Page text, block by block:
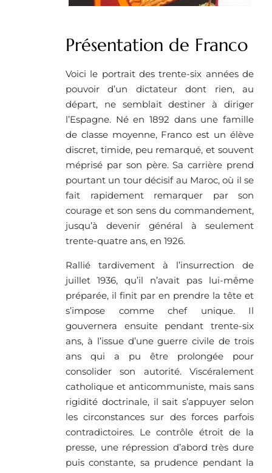
Présentation de Franco
Voici le portrait des trente-six années de
pouvoir d’un dictateur dont rien, au
départ, ne semblait destiner à diriger
l’Espagne. Né en 1892 dans une famille
de classe moyenne, Franco est un élève
discret, timide, peu remarqué, et souvent
méprisé par son père. Sa carrière prend
pourtant un tour décisif au Maroc, où il se
fait rapidement remarquer par son
courage et son sens du commandement,
jusqu’à devenir général à seulement
trente-quatre ans, en 1926.
Rallié tardivement à l’insurrection de
juillet 1936, qu’il n’avait pas lui-même
préparée, il finit par en prendre la tête et
s’impose comme chef unique. Il
gouvernera ensuite pendant trente-six
ans, à l’issue d’une guerre civile de trois
ans qui a pu être prolongée pour
consolider son autorité. Viscéralement
catholique et anticommuniste, mais sans
rigidité doctrinale, il sait s’appuyer selon
les circonstances sur des forces parfois
contradictoires. Le contrôle étroit de la
presse, une répression d’abord très dure
puis constante, sa prudence pendant la